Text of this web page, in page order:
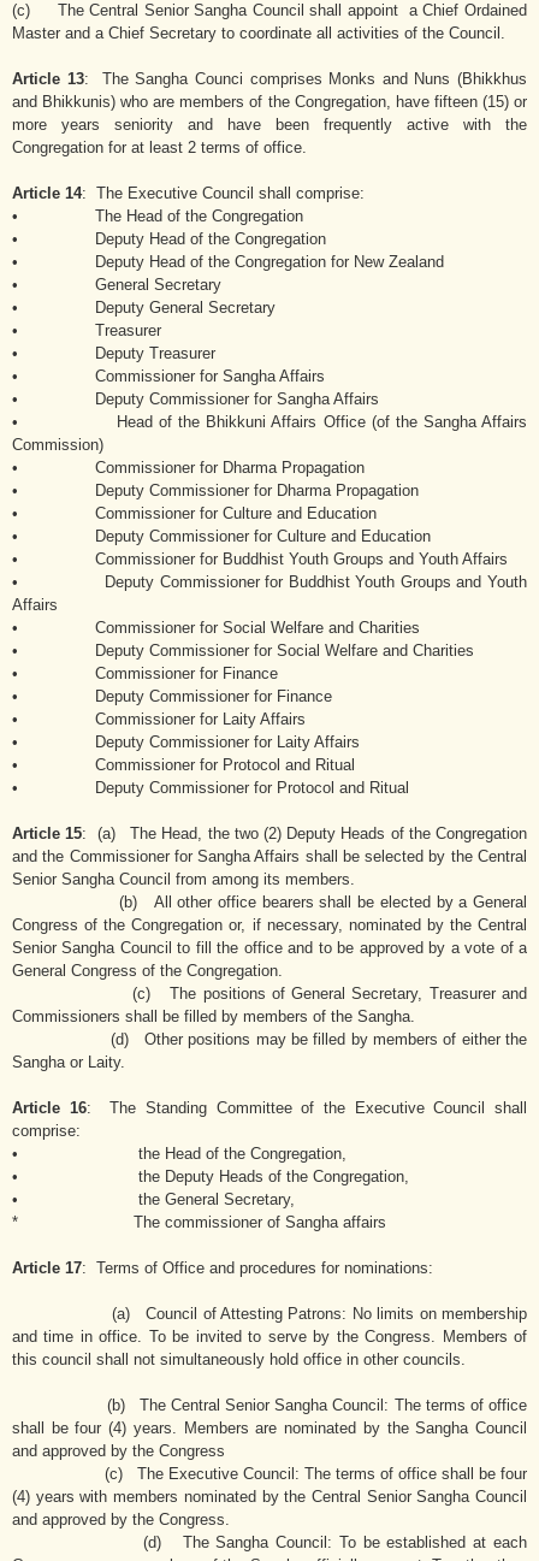
(c) The Central Senior Sangha Council shall appoint a Chief Ordained
Master and a Chief Secretary to coordinate all activities of the Council.
Article 13: The Sangha Counci comprises Monks and Nuns (Bhikkhus
and Bhikkunis) who are members of the Congregation, have fifteen (15) or
more years seniority and have been frequently active with the
Congregation for at least 2 terms of office.
Article 14: The Executive Council shall comprise:
• The Head of the Congregation
• Deputy Head of the Congregation
• Deputy Head of the Congregation for New Zealand
• General Secretary
• Deputy General Secretary
• Treasurer
• Deputy Treasurer
• Commissioner for Sangha Affairs
• Deputy Commissioner for Sangha Affairs
• Head of the Bhikkuni Affairs Office (of the Sangha Affairs
Commission)
• Commissioner for Dharma Propagation
• Deputy Commissioner for Dharma Propagation
• Commissioner for Culture and Education
• Deputy Commissioner for Culture and Education
• Commissioner for Buddhist Youth Groups and Youth Affairs
• Deputy Commissioner for Buddhist Youth Groups and Youth
Affairs
• Commissioner for Social Welfare and Charities
• Deputy Commissioner for Social Welfare and Charities
• Commissioner for Finance
• Deputy Commissioner for Finance
• Commissioner for Laity Affairs
• Deputy Commissioner for Laity Affairs
• Commissioner for Protocol and Ritual
• Deputy Commissioner for Protocol and Ritual
Article 15: (a) The Head, the two (2) Deputy Heads of the Congregation
and the Commissioner for Sangha Affairs shall be selected by the Central
Senior Sangha Council from among its members.
(b) All other office bearers shall be elected by a General
Congress of the Congregation or, if necessary, nominated by the Central
Senior Sangha Council to fill the office and to be approved by a vote of a
General Congress of the Congregation.
(c) The positions of General Secretary, Treasurer and
Commissioners shall be filled by members of the Sangha.
(d) Other positions may be filled by members of either the
Sangha or Laity.
Article 16: The Standing Committee of the Executive Council shall
comprise:
• the Head of the Congregation,
• the Deputy Heads of the Congregation,
• the General Secretary,
* The commissioner of Sangha affairs
Article 17: Terms of Office and procedures for nominations:
(a) Council of Attesting Patrons: No limits on membership
and time in office. To be invited to serve by the Congress. Members of
this council shall not simultaneously hold office in other councils.
(b) The Central Senior Sangha Council: The terms of office
shall be four (4) years. Members are nominated by the Sangha Council
and approved by the Congress
(c) The Executive Council: The terms of office shall be four
(4) years with members nominated by the Central Senior Sangha Council
and approved by the Congress.
(d) The Sangha Council: To be established at each